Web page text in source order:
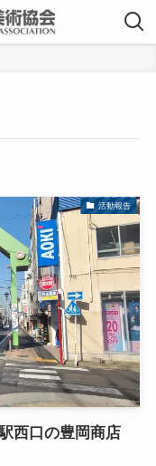
活動報告
西口の豊岡商店